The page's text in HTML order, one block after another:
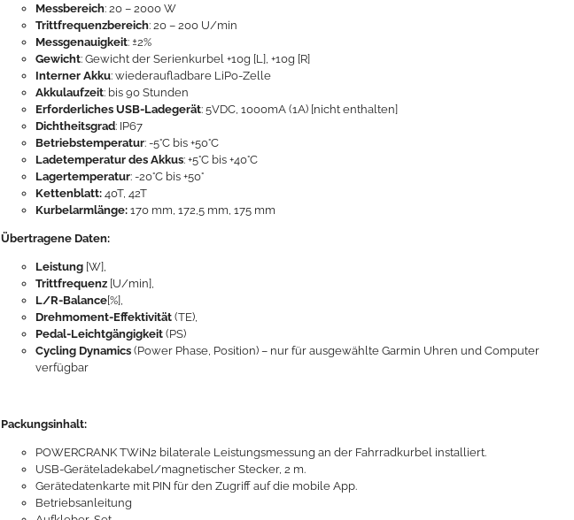
Messbereich: 20 – 2000 W
Trittfrequenzbereich: 20 – 200 U/min
Messgenauigkeit: ±2%
Gewicht: Gewicht der Serienkurbel +10g [L], +10g [R]
Interner Akku: wiederaufladbare LiPo-Zelle
Akkulaufzeit: bis 90 Stunden
Erforderliches USB-Ladegerät: 5VDC, 1000mA (1A) [nicht enthalten]
Dichtheitsgrad: IP67
Betriebstemperatur: -5°C bis +50°C
Ladetemperatur des Akkus: +5°C bis +40°C
Lagertemperatur: -20°C bis +50°
Kettenblatt: 40T, 42T
Kurbelarmlänge: 170 mm, 172,5 mm, 175 mm
Übertragene Daten:
Leistung [W],
Trittfrequenz [U/min],
L/R-Balance[%],
Drehmoment-Effektivität (TE),
Pedal-Leichtgängigkeit (PS)
Cycling Dynamics (Power Phase, Position) – nur für ausgewählte Garmin Uhren und Computer
verfügbar
Packungsinhalt:
POWERCRANK TWiN2 bilaterale Leistungsmessung an der Fahrradkurbel installiert.
USB-Geräteladekabel/magnetischer Stecker, 2 m.
Gerätedatenkarte mit PIN für den Zugriff auf die mobile App.
Betriebsanleitung